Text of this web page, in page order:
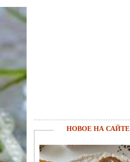
НОВОЕ НА САЙТЕ